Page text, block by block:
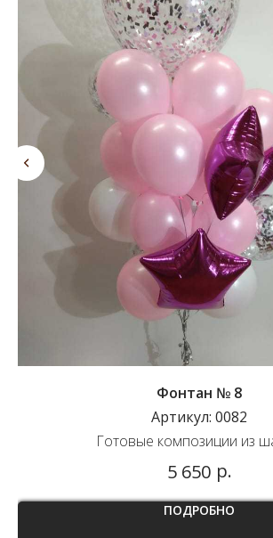
Фонтан № 8
Артикул: 0082
Готовые композиции из
5 650 р.
ПОДРОБНО